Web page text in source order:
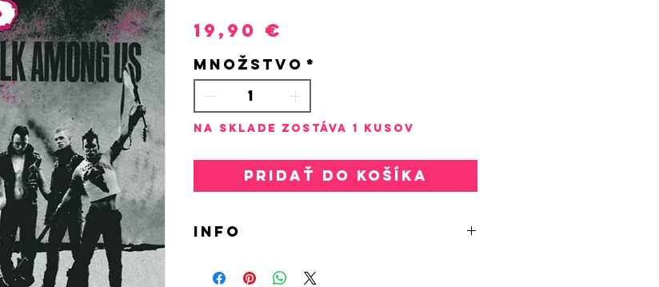
19,90 €
Množstvo *
Na sklade zostáva 1 kusov
Pridať do košíka
INFO